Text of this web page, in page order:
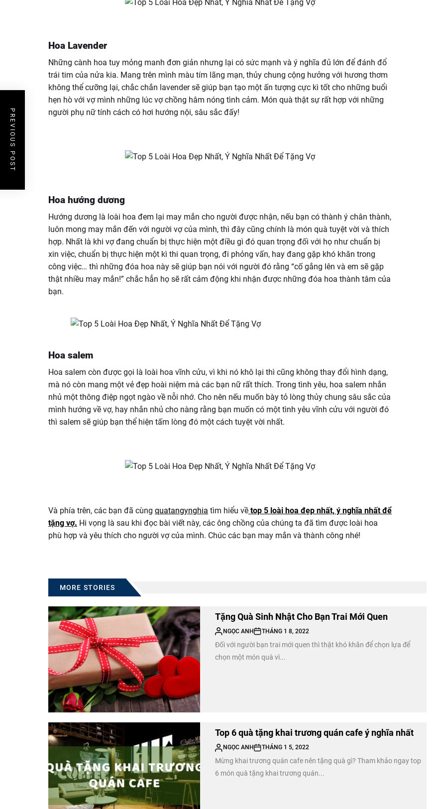
Hoa Lavender
Những cành hoa tuy mỏng manh đơn giản nhưng lại có sức mạnh và ý nghĩa đủ lớn để đánh đổ
trái tim của nửa kia. Mang trên mình màu tím lãng mạn, thủy chung cộng hưởng với hương thơm
không thể cưỡng lại, chắc chắn lavender sẽ giúp bạn tạo một ấn tượng cực kì tốt cho những buổi
hẹn hò với vợ mình những lúc vợ chồng hâm nóng tình cảm. Món quà thật sự rất hợp với những
người phụ nữ tính cách có hơi hướng nội, sâu sắc đấy!
Hoa hướng dương
Hướng dương là loài hoa đem lại may mắn cho người được nhận, nếu bạn có thành ý chân thành,
luôn mong may mắn đến với người vợ của mình, thì đây cũng chính là món quà tuyệt vời và thích
hợp. Nhất là khi vợ đang chuẩn bị thực hiện một điều gì đó quan trọng đối với họ như chuẩn bị
xin việc, chuẩn bị thực hiện một kì thi quan trọng, đi phỏng vấn, hay đang gặp khó khăn trong
công việc… thì những đóa hoa này sẽ giúp bạn nói với người đó rằng “cố gắng lên và em sẽ gặp
thật nhiều may mắn!” chắc hẳn họ sẽ rất cảm động khi nhận được những đóa hoa thành tâm của
bạn.
Hoa salem
Hoa salem còn được gọi là loài hoa vĩnh cửu, vì khi nó khô lại thì cũng không thay đổi hình dạng,
mà nó còn mang một vẻ đẹp hoài niệm mà các bạn nữ rất thích. Trong tình yêu, hoa salem nhắn
nhủ một thông điệp ngọt ngào về nỗi nhớ. Cho nên nếu muốn bày tỏ lòng thủy chung sâu sắc của
mình hướng về vợ, hay nhắn nhủ cho nàng rằng bạn muốn có một tình yêu vĩnh cửu với người đó
thì salem sẽ giúp bạn thể hiện tấm lòng đó một cách tuyệt vời nhất.
Và phía trên, các bạn đã cùng quatangynghia tìm hiểu về top 5 loài hoa đẹp nhất, ý nghĩa nhất để
tặng vợ. Hi vọng là sau khi đọc bài viết này, các ông chồng của chúng ta đã tìm được loài hoa
phù hợp và yêu thích cho người vợ của mình. Chúc các bạn may mắn và thành công nhé!
PREVIOUS POST
MORE STORIES
Tặng Quà Sinh Nhật Cho Bạn Trai Mới Quen
NGỌC ANH THÁNG 1 8, 2022
Đối với người bạn trai mới quen thì thật khó khăn để chọn lựa để
chọn một món quà vì...
Top 6 quà tặng khai trương quán cafe ý nghĩa nhất
NGỌC ANH THÁNG 1 5, 2022
Mừng khai trương quán cafe nên tặng quà gì? Tham khảo ngay top
6 món quà tặng khai trương quán...